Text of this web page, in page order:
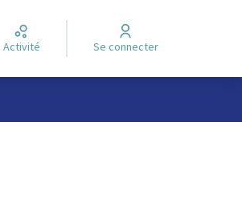
Activité Se connecter